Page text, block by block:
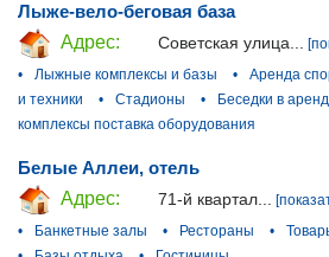
Лыже-вело-беговая база
Адрес:
Советская улица...
•
Лыжные комплексы и базы •
Аренда
и техники
• Стадионы • Беседки в
комплексы поставка оборудования
Белые Аллеи, отель
Адрес:
71-й квартал...
•
Банкетные залы • Рестораны •